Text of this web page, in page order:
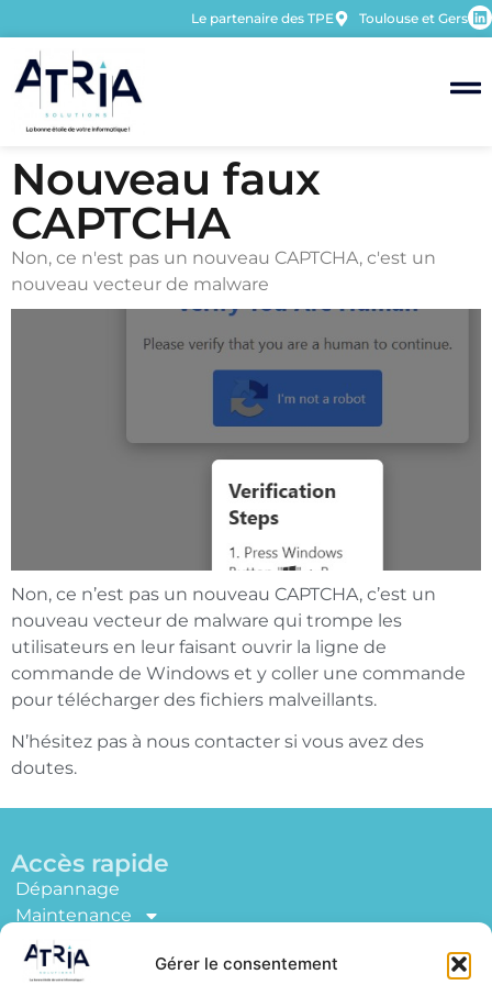
Gérer le consentement
Le partenaire des TPE Toulouse et Gers
Nouveau faux
CAPTCHA
Non, ce n'est pas un nouveau CAPTCHA, c'est un
nouveau vecteur de malware
Non, ce n’est pas un nouveau CAPTCHA, c’est un
nouveau vecteur de malware qui trompe les
utilisateurs en leur faisant ouvrir la ligne de
commande de Windows et y coller une commande
pour télécharger des fichiers malveillants.
N’hésitez pas à nous contacter si vous avez des
doutes.
Accès rapide
Dépannage
Maintenance
Conseil
Solutions